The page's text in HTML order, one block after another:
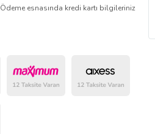
esnasında kredi kartı bilgileriniz